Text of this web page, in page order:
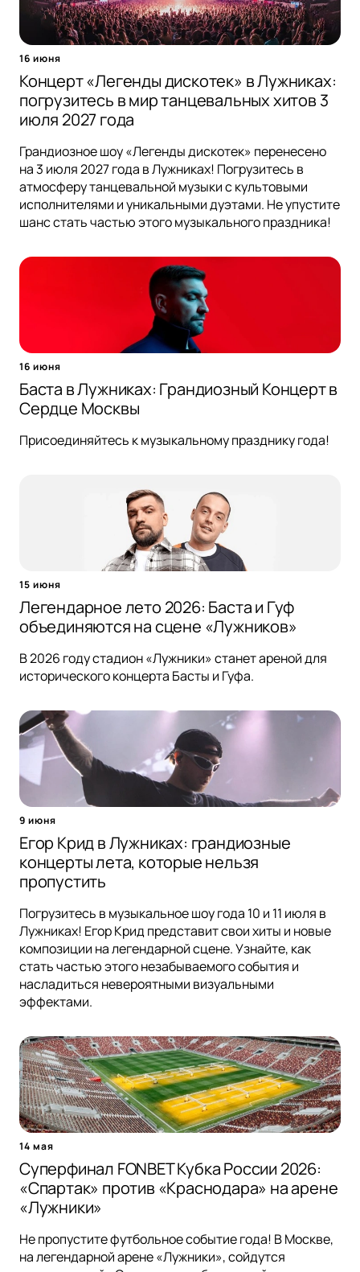
16 июня
Концерт «Легенды дискотек» в Лужниках:
погрузитесь в мир танцевальных хитов 3
июля 2027 года
Грандиозное шоу «Легенды дискотек» перенесено
на 3 июля 2027 года в Лужниках! Погрузитесь в
атмосферу танцевальной музыки с культовыми
исполнителями и уникальными дуэтами. Не упустите
шанс стать частью этого музыкального праздника!
16 июня
Баста в Лужниках: Грандиозный Концерт в
Сердце Москвы
Присоединяйтесь к музыкальному празднику года!
15 июня
Легендарное лето 2026: Баста и Гуф
объединяются на сцене «Лужников»
В 2026 году стадион «Лужники» станет ареной для
исторического концерта Басты и Гуфа.
9 июня
Егор Крид в Лужниках: грандиозные
концерты лета, которые нельзя
пропустить
Погрузитесь в музыкальное шоу года 10 и 11 июля в
Лужниках! Егор Крид представит свои хиты и новые
композиции на легендарной сцене. Узнайте, как
стать частью этого незабываемого события и
насладиться невероятными визуальными
эффектами.
14 мая
Суперфинал FONBET Кубка России 2026:
«Спартак» против «Краснодара» на арене
«Лужники»
Не пропустите футбольное событие года! В Москве,
на легендарной арене «Лужники», сойдутся